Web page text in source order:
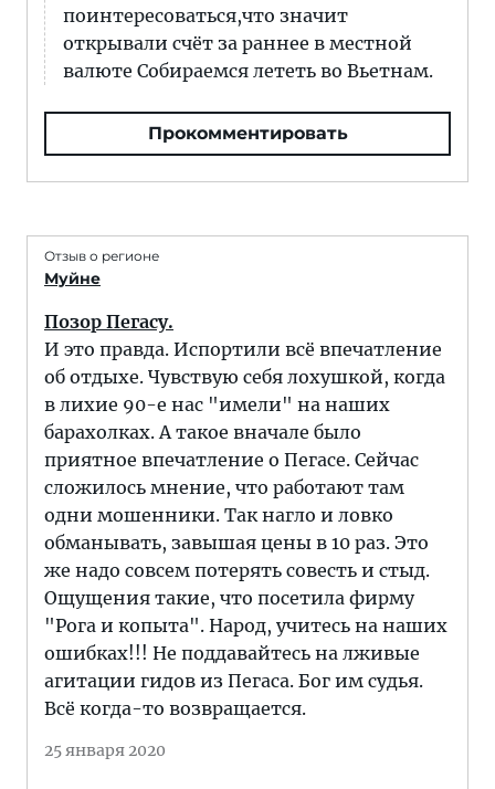
поинтересоваться,что значит
открывали счёт за раннее в местной
валюте Собираемся лететь во Вьетнам.
Прокомментировать
Отзыв о регионе
Муйне
Позор Пегасу.
И это правда. Испортили всё впечатление
об отдыхе. Чувствую себя лохушкой, когда
в лихие 90-е нас "имели" на наших
барахолках. А такое вначале было
приятное впечатление о Пегасе. Сейчас
сложилось мнение, что работают там
одни мошенники. Так нагло и ловко
обманывать, завышая цены в 10 раз. Это
же надо совсем потерять совесть и стыд.
Ощущения такие, что посетила фирму
"Рога и копыта". Народ, учитесь на наших
ошибках!!! Не поддавайтесь на лживые
агитации гидов из Пегаса. Бог им судья.
Всё когда-то возвращается.
25 января 2020